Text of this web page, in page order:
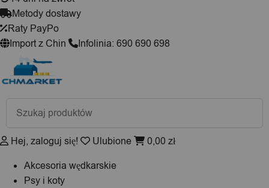
Metody dostawy
Raty PayPo
Import z Chin
Infolinia: 690 690 698
Wyszukiwarka
produktów
Hej, zaloguj się! Ulubione 0,00 zł
Akcesoria wędkarskie
Psy i koty